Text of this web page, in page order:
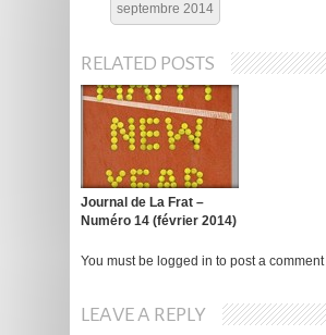
septembre 2014
RELATED POSTS
Journal de La Frat –
Numéro 14 (février 2014)
You must be logged in to post a comment
LEAVE A REPLY